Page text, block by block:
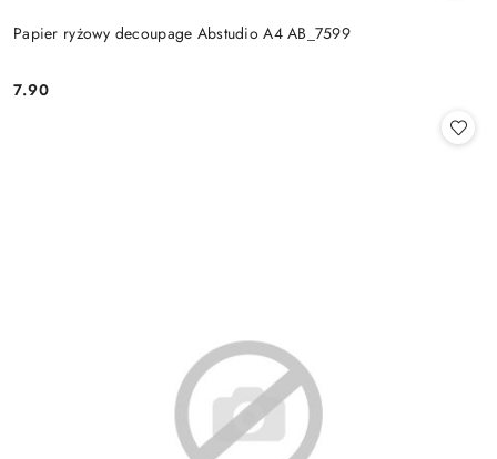
Papier ryżowy decoupage Abstudio A4 AB_7599
Cena:
7.90